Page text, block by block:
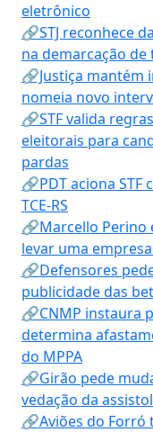
eletrônico
🔗STJ reconhece
na demarcação
🔗Justiça mantém
nomeia novo
🔗STF valida
eleitorais para
pardas
🔗PDT aciona
TCE-RS
🔗Marcello Perino
levar uma
🔗Defensores
publicidade das
🔗CNMP instaura
determina
do MPPA
🔗Girão pede
vedação da
🔗Aviões do Forró